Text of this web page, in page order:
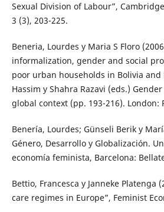
Sexual Division of Labour”,
3 (3), 203-225.
Beneria, Lourdes y Maria S Floro
informalization, gender and social
poor urban households in Bolivia and
Hassim y Shahra Razavi (eds.)
global context (pp. 193-216). London:
Benería, Lourdes; Günseli Berik y
Género, Desarrollo y Globalización.
economía feminista, Barcelona:
Bettio, Francesca y Janneke Platenga
care regimes in Europe”, Feminist